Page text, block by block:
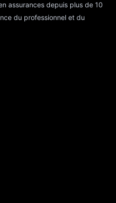
assurances depuis plus de 10
du professionnel et du